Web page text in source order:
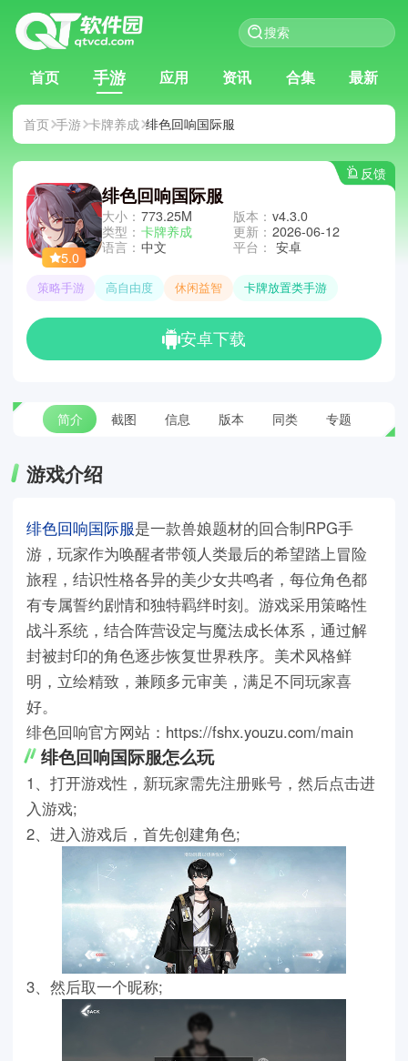
首页 手游 应用 资讯 合集 最新
首页 手游 卡牌养成 绯色回响国际服
反馈
5.0
绯色回响国际服
大小： 773.25M
类型： 卡牌养成
语言： 中文
版本： v4.3.0
更新： 2026-06-12
平台： 安卓
策略手游 高自由度 休闲益智 卡牌放置类手游
安卓下载
简介 截图 信息 版本 同类 专题
游戏介绍
绯色回响国际服是一款兽娘题材的回合制RPG手
游，玩家作为唤醒者带领人类最后的希望踏上冒险
旅程，结识性格各异的美少女共鸣者，每位角色都
有专属誓约剧情和独特羁绊时刻。游戏采用策略性
战斗系统，结合阵营设定与魔法成长体系，通过解
封被封印的角色逐步恢复世界秩序。美术风格鲜
明，立绘精致，兼顾多元审美，满足不同玩家喜
好。
绯色回响官方网站：https://fshx.youzu.com/main
绯色回响国际服怎么玩
1、打开游戏性，新玩家需先注册账号，然后点击进
入游戏;
2、进入游戏后，首先创建角色;
3、然后取一个昵称;